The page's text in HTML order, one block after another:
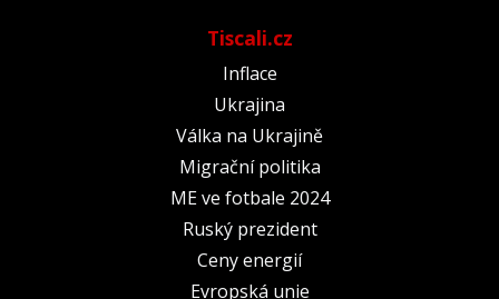
Tiscali.cz
Inflace
Ukrajina
Válka na Ukrajině
Migrační politika
ME ve fotbale 2024
Ruský prezident
Ceny energií
Evropská unie